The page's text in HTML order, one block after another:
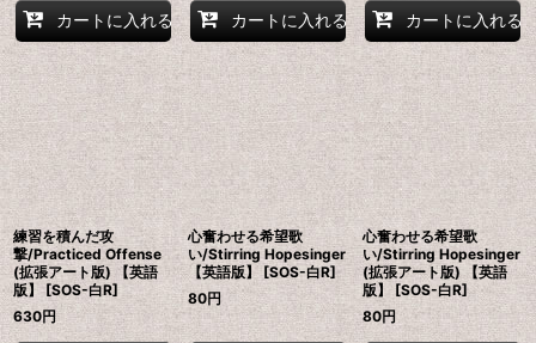
カートに入れる カートに入れる カートに入れる
練習を積んだ攻
撃/Practiced Offense
(拡張アート版) 【英語
版】 [SOS-白R]
630円
心奮わせる希望歌
い/Stirring Hopesinger
【英語版】 [SOS-白R]
80円
心奮わせる希望歌
い/Stirring Hopesinger
(拡張アート版) 【英語
版】 [SOS-白R]
80円